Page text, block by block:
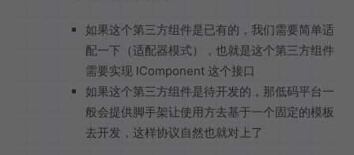
如果这个第三方组件是已有的，我们需要简单适
配一下（适配器模式），也就是这个第三方组件
需要实现 IComponent 这个接口
如果这个第三方组件是待开发的，那低码平台一
般会提供脚手架让使用方去基于一个固定的模板
去开发，这样协议自然也就对上了